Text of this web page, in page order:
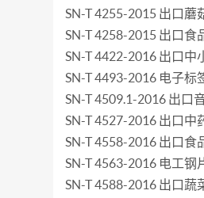
SN-T 4255-2015 出口
SN-T 4258-2015 出口
SN-T 4422-2016 出口中
SN-T 4493-2016 电子
SN-T 4509.1-2016 出口
SN-T 4527-2016 出口
SN-T 4558-2016 出口
SN-T 4563-2016 电工
SN-T 4588-2016 出口